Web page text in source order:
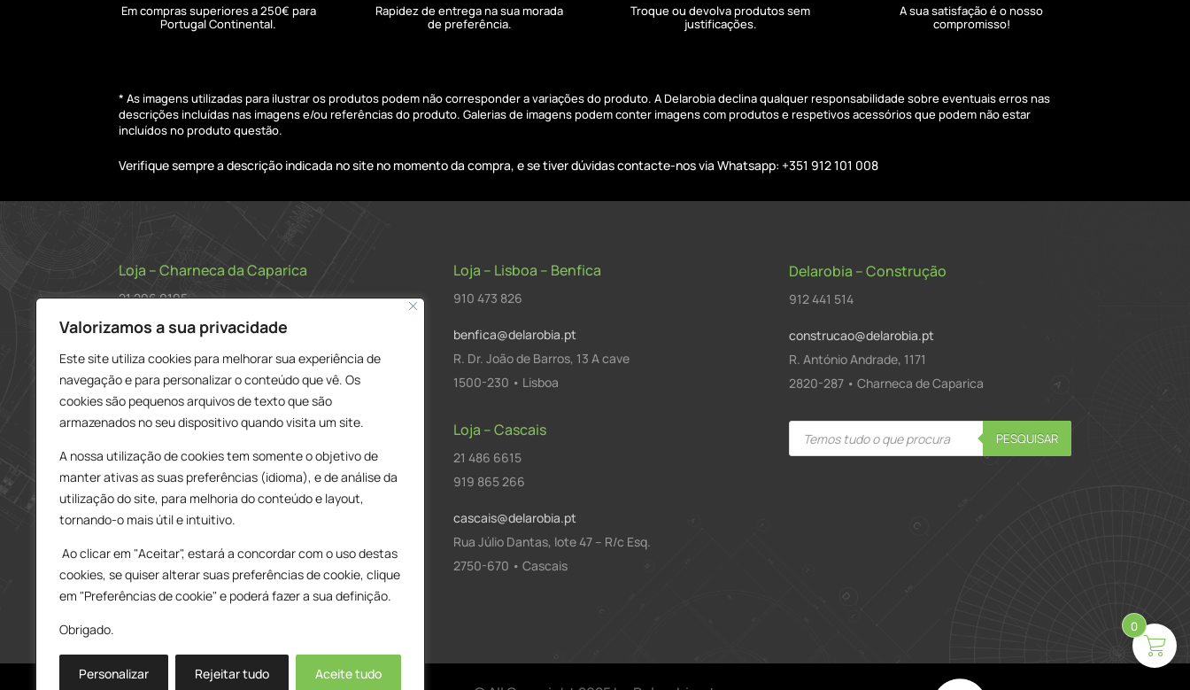
Valorizamos a sua privacidade
Este site utiliza cookies para melhorar sua experiência de
navegação e para personalizar o conteúdo que vê. Os
cookies são pequenos arquivos de texto que são
armazenados no seu dispositivo quando visita um site.
A nossa utilização de cookies tem somente o objetivo de
manter ativas as suas preferências (idioma), e de análise da
utilização do site, para melhoria do conteúdo e layout,
tornando-o mais útil e intuitivo.
Ao clicar em "Aceitar", estará a concordar com o uso destas
cookies, se quiser alterar suas preferências de cookie, clique
em "Preferências de cookie" e poderá fazer a sua definição.
Obrigado.
Personalizar Rejeitar tudo Aceite tudo
Em compras superiores a 250€ para
Portugal Continental.
Rapidez de entrega na sua morada
de preferência.
Troque ou devolva produtos sem
justificações.
A sua satisfação é o nosso
compromisso!
* As imagens utilizadas para ilustrar os produtos podem não corresponder a variações do produto. A Delarobia declina qualquer responsabilidade sobre eventuais erros nas
descrições incluídas nas imagens e/ou referências do produto. Galerias de imagens podem conter imagens com produtos e respetivos acessórios que podem não estar
incluídos no produto questão.
Verifique sempre a descrição indicada no site no momento da compra, e se tiver dúvidas contacte-nos via Whatsapp: +351 912 101 008
Loja – Charneca da Caparica
21 296 0195
912 606 251
charneca@delarobia.pt
R. António Andrade, 1116
2820-287 • Charneca da Caparica
Loja – Lisboa – Benfica
910 473 826
benfica@delarobia.pt
R. Dr. João de Barros, 13 A cave
1500-230 • Lisboa
Loja – Tires
214 453 329
919 865 192
919 865 292
Av. Amália Rodrigues, 190
2785-613 • São Domingos de Rana
Loja – Cascais
21 486 6615
919 865 266
cascais@delarobia.pt
Rua Júlio Dantas, lote 47 – R/c Esq.
2750-670 • Cascais
Delarobia – Construção
912 441 514
construcao@delarobia.pt
R. António Andrade, 1171
2820-287 • Charneca de Caparica
Products
search PESQUISAR
0